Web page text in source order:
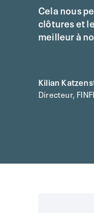
Cela nous
clôtures et
meilleur à
Kilian
Directeur,